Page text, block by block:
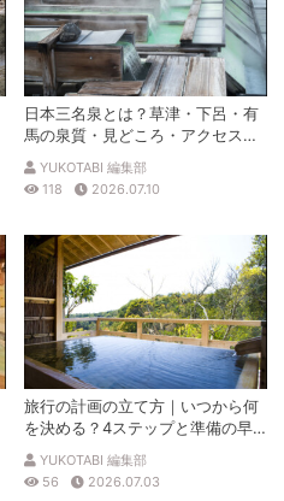
日本三名泉とは？草津・下呂・有
馬の泉質・見どころ・アクセスを
徹底解説
YUKOTABI 編集部
118
2026.07.10
旅行の計画の立て方｜いつから何
を決める？4ステップと準備の早
見表
YUKOTABI 編集部
56
2026.07.03